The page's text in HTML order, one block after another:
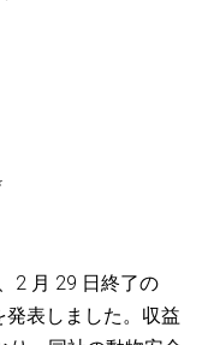
2 月 29 日終了の
表しました。収益